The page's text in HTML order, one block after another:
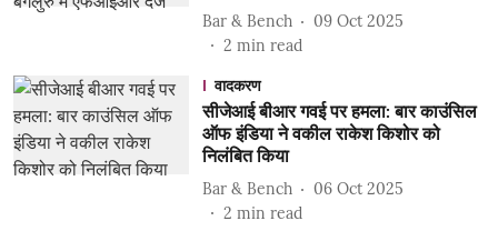
Bar & Bench
09 Oct 2025
2 min read
वादकरण
सीजेआई बीआर गवई पर हमला: बार काउंसिल
ऑफ इंडिया ने वकील राकेश किशोर को
निलंबित किया
Bar & Bench
06 Oct 2025
2 min read